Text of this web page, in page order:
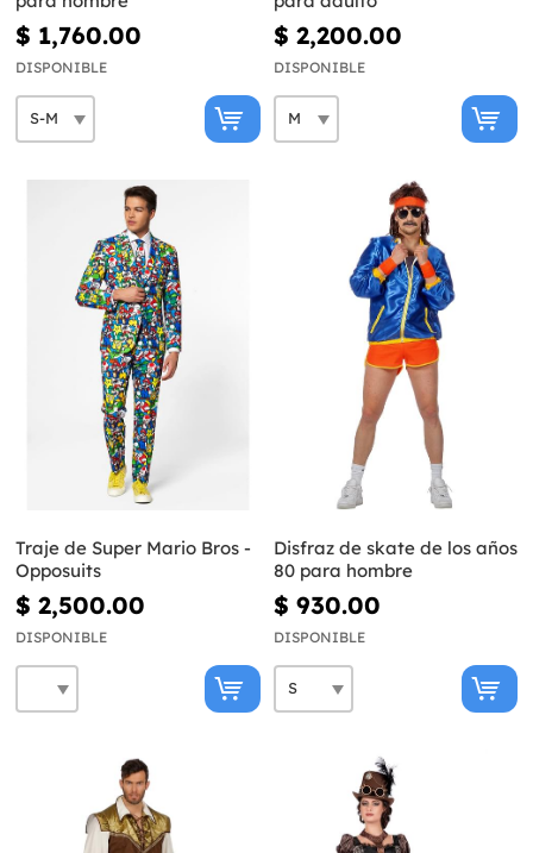
$ 1,760.00
DISPONIBLE
$ 2,200.00
DISPONIBLE
Traje de Super Mario Bros -
Opposuits
$ 2,500.00
DISPONIBLE
Disfraz de skate de los años
80 para hombre
$ 930.00
DISPONIBLE